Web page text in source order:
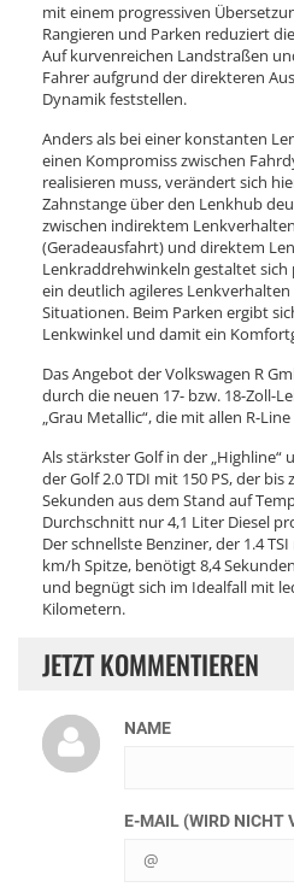
mit einem progressiven
Rangieren und Parken reduziert
Auf kurvenreichen Landstraßen
Fahrer aufgrund der direkteren
Dynamik feststellen.
Anders als bei einer konstanten
einen Kompromiss zwischen
realisieren muss, verändert sich
Zahnstange über den Lenkhub
zwischen indirektem
(Geradeausfahrt) und direktem
Lenkraddrehwinkeln gestaltet
ein deutlich agileres
Situationen. Beim Parken ergibt
Lenkwinkel und damit ein
Das Angebot der Volkswagen R
durch die neuen 17- bzw. 18-Zoll-
„Grau Metallic“, die mit allen R-
Als stärkster Golf in der „Highline“
der Golf 2.0 TDI mit 150 PS, der
Sekunden aus dem Stand auf
Durchschnitt nur 4,1 Liter Diesel
Der schnellste Benziner, der 1.4
km/h Spitze, benötigt 8,4
und begnügt sich im Idealfall mit
Kilometern.
JETZT KOMMENTIEREN
NAME
E-MAIL (WIRD NICHT